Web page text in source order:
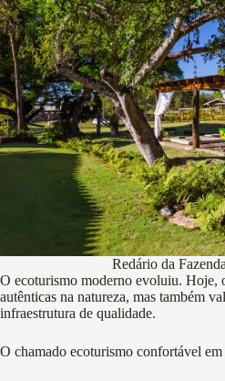
Redário da
O ecoturismo moderno evoluiu. Hoje,
autênticas na natureza, mas também
infraestrutura de qualidade.
O chamado ecoturismo confortável